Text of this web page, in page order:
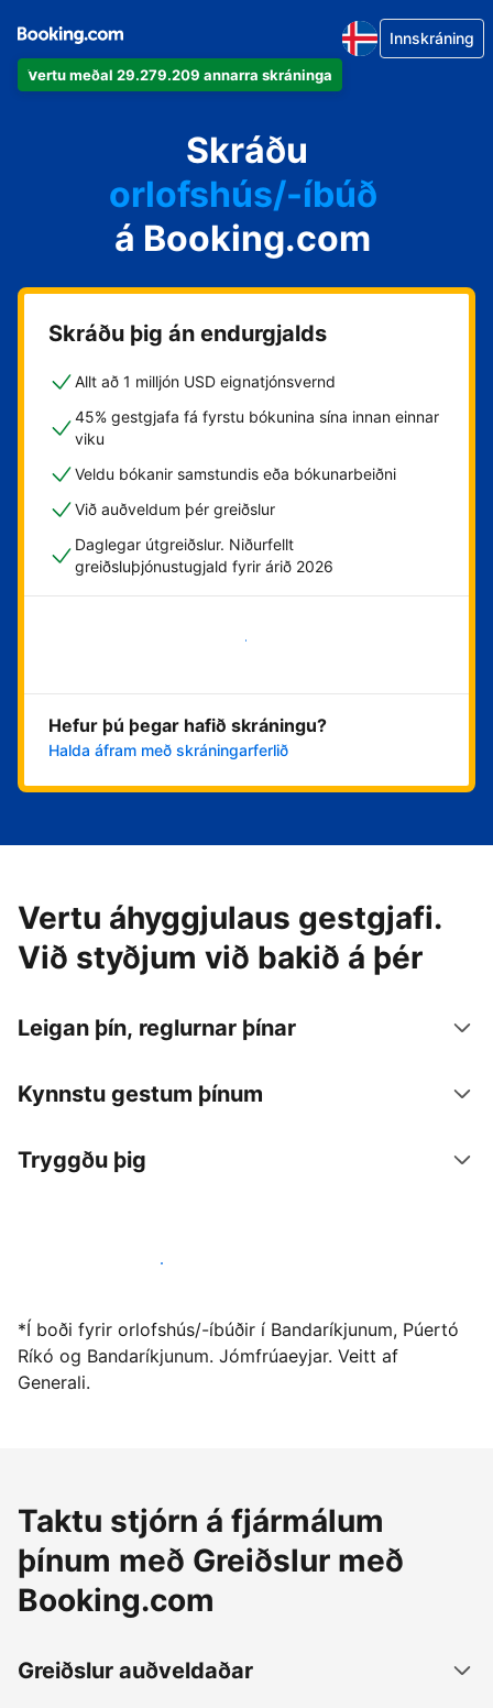
Vertu meðal 29.279.209 annarra skráninga
Innskráning
Skráðu
íbúðina þína
hótelið þitt
orlofshús/-íbúð
gistihúsið þitt
gistiheimilið þitt
á Booking.com
Skráðu þig án endurgjalds
Allt að 1 milljón USD eignatjónsvernd
45% gestgjafa fá fyrstu bókunina sína innan einnar
viku
Veldu bókanir samstundis eða bókunarbeiðni
Við auðveldum þér greiðslur
Daglegar útgreiðslur. Niðurfellt
greiðsluþjónustugjald fyrir árið 2026
Byrja núna
Hefur þú þegar hafið skráningu?
Halda áfram með skráningarferlið
Vertu áhyggjulaus gestgjafi.
Við styðjum við bakið á þér
Leigan þín, reglurnar þínar
Kynnstu gestum þínum
Tryggðu þig
Vertu gestgjafi hjá okkur í dag
*Í boði fyrir orlofshús/-íbúðir í Bandaríkjunum, Púertó
Ríkó og Bandaríkjunum. Jómfrúaeyjar. Veitt af
Generali.
Taktu stjórn á fjármálum
þínum með Greiðslur með
Booking.com
Greiðslur auðveldaðar